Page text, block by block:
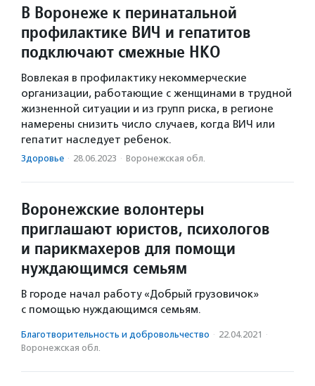
В Воронеже к перинатальной
профилактике ВИЧ и гепатитов
подключают смежные НКО
Вовлекая в профилактику некоммерческие
организации, работающие с женщинами в трудной
жизненной ситуации и из групп риска, в регионе
намерены снизить число случаев, когда ВИЧ или
гепатит наследует ребенок.
Здоровье · 28.06.2023 · Воронежская обл.
Воронежские волонтеры
приглашают юристов, психологов
и парикмахеров для помощи
нуждающимся семьям
В городе начал работу «Добрый грузовичок»
с помощью нуждающимся семьям.
Благотвори­тель­ность и доброволь­чест­во · 22.04.2021 ·
Воронежская обл.